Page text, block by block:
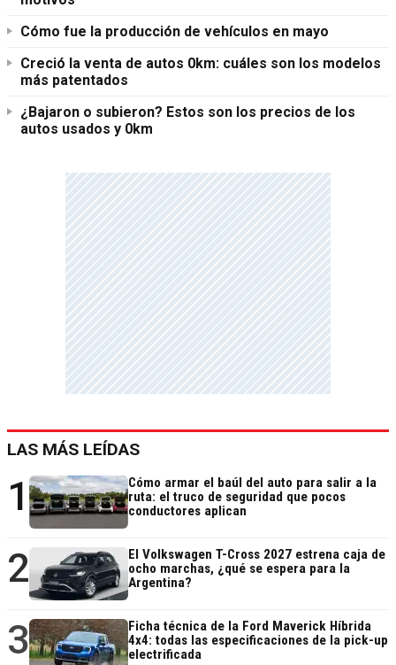
Cómo fue la producción de vehículos en mayo
Creció la venta de autos 0km: cuáles son los modelos
más patentados
¿Bajaron o subieron? Estos son los precios de los
autos usados y 0km
LAS MÁS LEÍDAS
1
Cómo armar el baúl del auto para salir a la
ruta: el truco de seguridad que pocos
conductores aplican
2
El Volkswagen T-Cross 2027 estrena caja de
ocho marchas, ¿qué se espera para la
Argentina?
3
Ficha técnica de la Ford Maverick Híbrida
4x4: todas las especificaciones de la pick-up
electrificada